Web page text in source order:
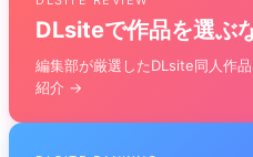
DLsiteで作品を選ぶ
編集部が厳選したDLsite同人作
紹介 →